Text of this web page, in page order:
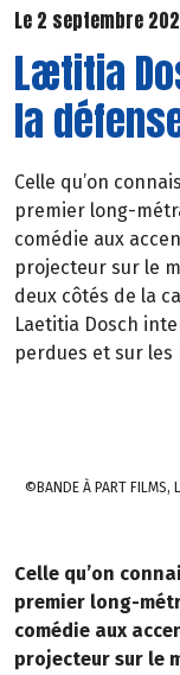
Le 2 septembre
Lætitia
la
Celle qu’on
premier long-
comédie aux
projecteur sur le
deux côtés de la
Laetitia Dosch
perdues et sur
©BANDE À PART FILMS,
Celle qu’on
premier long-
comédie aux
projecteur sur le